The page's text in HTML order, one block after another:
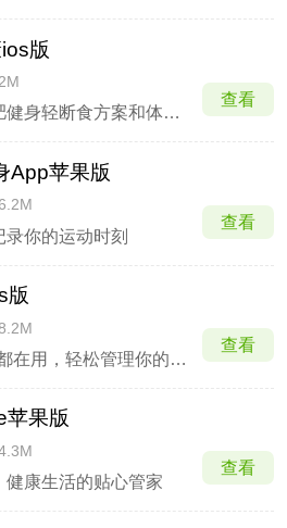
版
科学的减肥健身轻断食方案和体重管理服务
查看
App苹果版
录你的运动时刻
查看
版
1.2亿女生都在用，轻松管理你的健康
查看
苹果版
健康生活的贴心管家
查看